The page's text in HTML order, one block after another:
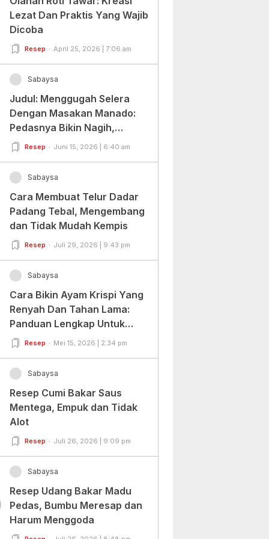
Lezat Dan Praktis Yang Wajib
Dicoba
Resep April 25, 2026 | 7:06 am
Sabaysa
Judul: Menggugah Selera
Dengan Masakan Manado:
Pedasnya Bikin Nagih,
Ragamnya Bikin Ketagihan!
Resep Juni 15, 2026 | 6:40 am
Sabaysa
Cara Membuat Telur Dadar
Padang Tebal, Mengembang
dan Tidak Mudah Kempis
Resep Juli 29, 2026 | 9:43 pm
Sabaysa
Cara Bikin Ayam Krispi Yang
Renyah Dan Tahan Lama:
Panduan Lengkap Untuk
Pemula Dan Profesional
Resep Mei 15, 2026 | 2:34 pm
Sabaysa
Resep Cumi Bakar Saus
Mentega, Empuk dan Tidak
Alot
Resep Juli 26, 2026 | 9:09 pm
Sabaysa
Resep Udang Bakar Madu
Pedas, Bumbu Meresap dan
Harum Menggoda